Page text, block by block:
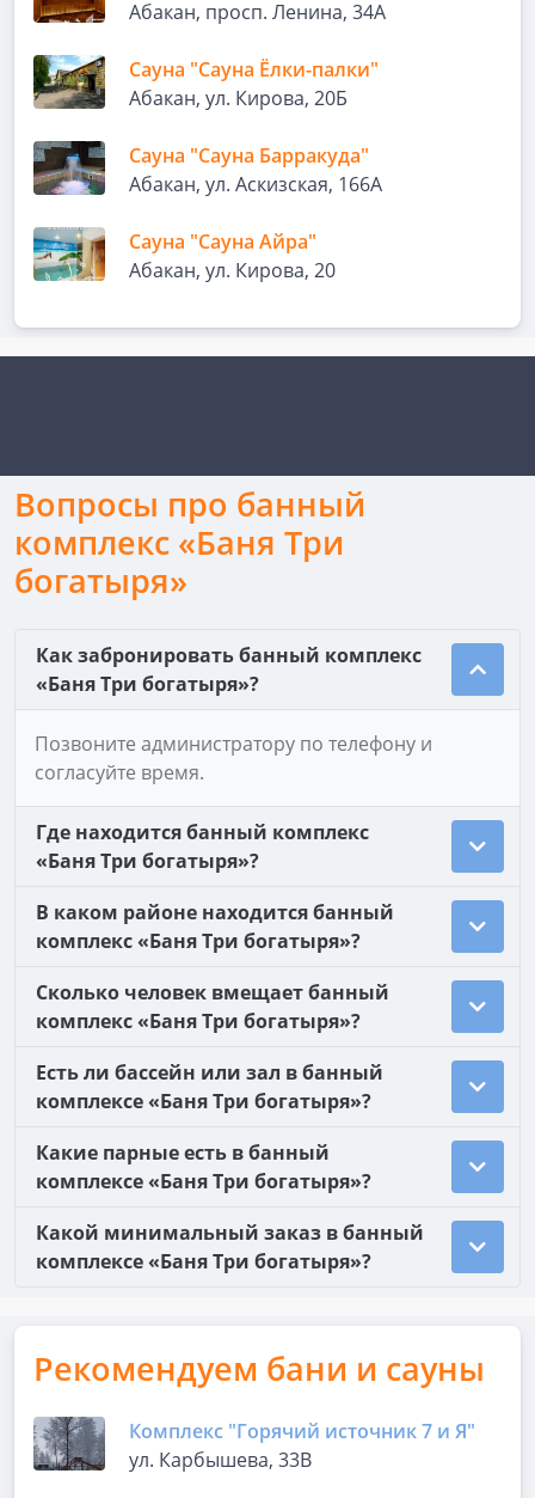
Абакан, просп. Ленина, 34А
Сауна "Сауна Ёлки-палки"
Абакан, ул. Кирова, 20Б
Сауна "Сауна Барракуда"
Абакан, ул. Аскизская, 166А
Сауна "Сауна Айра"
Абакан, ул. Кирова, 20
Вопросы про банный
комплекс «Баня Три
богатыря»
Как забронировать банный комплекс
«Баня Три богатыря»?
Позвоните администратору по телефону и
согласуйте время.
Где находится банный комплекс
«Баня Три богатыря»?
В каком районе находится банный
комплекс «Баня Три богатыря»?
Сколько человек вмещает банный
комплекс «Баня Три богатыря»?
Есть ли бассейн или зал в банный
комплексе «Баня Три богатыря»?
Какие парные есть в банный
комплексе «Баня Три богатыря»?
Какой минимальный заказ в банный
комплексе «Баня Три богатыря»?
Рекомендуем бани и сауны
Комплекс "Горячий источник 7 и Я"
ул. Карбышева, 33В